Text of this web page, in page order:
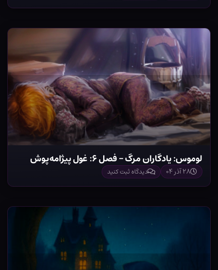
لوموس: یادگاران مرگ – فصل ۶: غول پیژامه‌پوش
۲۸ آذر ۰۴ دیدگاه ثبت کنید